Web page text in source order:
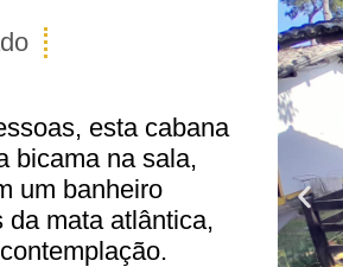
esta cabana
bicama na sala,
um banheiro
mata atlântica,